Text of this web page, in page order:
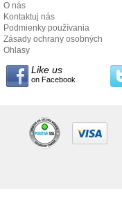
O nás
Kontaktuj nás
Podmienky používania
Zásady ochrany osobných
údajov
Ohlasy
Like us
on Facebook